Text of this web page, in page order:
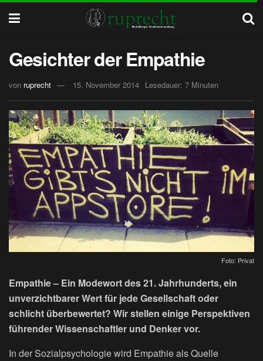
Gesichter der Empathie
von ruprecht 15. November 2014 Lesedauer: 7 Minuten
Foto: Privat
Empathie – Ein Modewort des 21. Jahrhunderts, ein
unverzichtbarer Wert für jede Gesellschaft oder
schlicht überbewertet? Wir stellen einige Perspektiven
führender Wissenschaftler und Denker vor.
In der Sozialpsychologie wird Empathie als Quelle